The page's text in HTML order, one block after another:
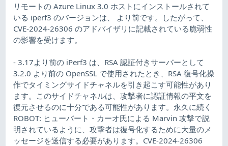
リモートの Azure Linux 3.0 ホストにインストールされて
いる iperf3 のバージョンは、 より前です。したがって、
CVE-2024-26306 のアドバイザリに記載されている脆弱性
の影響を受けます。
- 3.17より前の iPerf3 は、RSA 認証付きサーバーとして
3.2.0 より前の OpenSSL で使用されたとき、RSA 復号化操
作でタイミングサイドチャネルを引き起こす可能性があり
ます。このサイドチャネルは、攻撃者に認証情報の平文を
復元させるのに十分である可能性があります。永久に続く
ROBOT: ヒューバート・カーオ氏による Marvin 攻撃で説
明されているように、攻撃者は復号化するために大量のメ
ッセージを送信する必要があります。CVE-2024-26306